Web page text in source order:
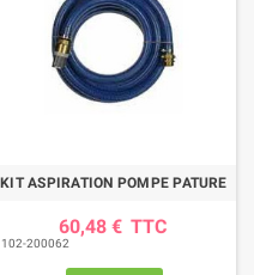
KIT ASPIRATION POMPE PATURE
60,48 € TTC
102-200062